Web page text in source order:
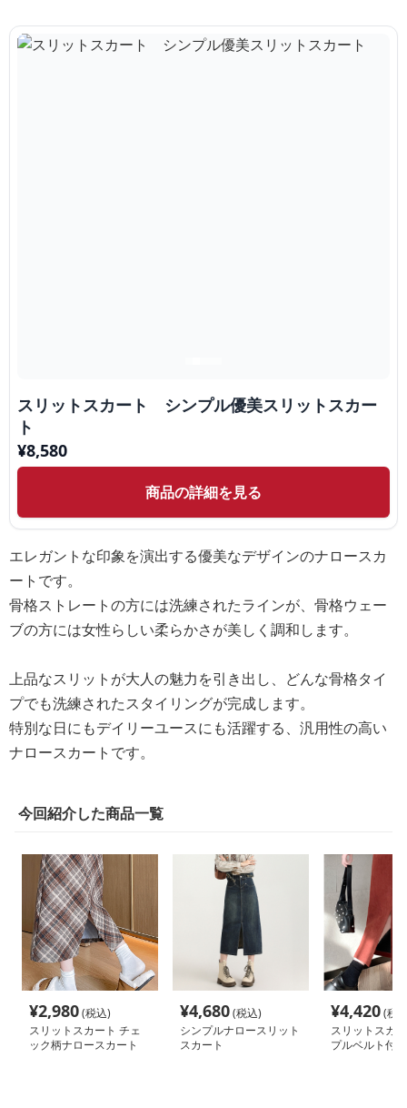
スリットスカート シンプル優美スリットスカー
ト
¥8,580
商品の詳細を見る
エレガントな印象を演出する優美なデザインのナロースカ
ートです。
骨格ストレートの方には洗練されたラインが、骨格ウェー
ブの方には女性らしい柔らかさが美しく調和します。
上品なスリットが大人の魅力を引き出し、どんな骨格タイ
プでも洗練されたスタイリングが完成します。
特別な日にもデイリーユースにも活躍する、汎用性の高い
ナロースカートです。
今回紹介した商品一覧
¥2,980(税込)
スリットスカート チェ
ック柄ナロースカート
¥4,680(税込)
シンプルナロースリット
スカート
¥4,420(税
スリットスカ
プルベルト付